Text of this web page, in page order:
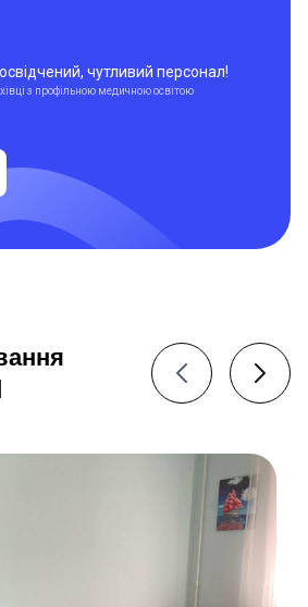
чутливий персонал!
з профільною медичною освітою